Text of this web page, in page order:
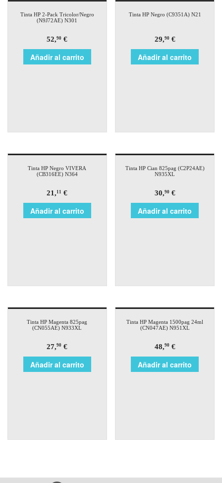
Tinta HP 2-Pack Tricolor/Negro
(N9J72AE) N301
52,90 €
Añadir al carrito
Tinta HP Negro (C9351A) N21
29,90€
Añadir al carrito
Tinta HP Negro VIVERA
(CB316EE) N364
21,11 €
Añadir al carrito
Tinta HP Cian 825pag (C2P24AE)
N935XL
30,90€
Añadir al carrito
Tinta HP Magenta 825pag
(CN055AE) N933XL
27,90 €
Añadir al carrito
Tinta HP Magenta 1500pag 24ml
(CN047AE) N951XL
48,90€
Añadir al carrito